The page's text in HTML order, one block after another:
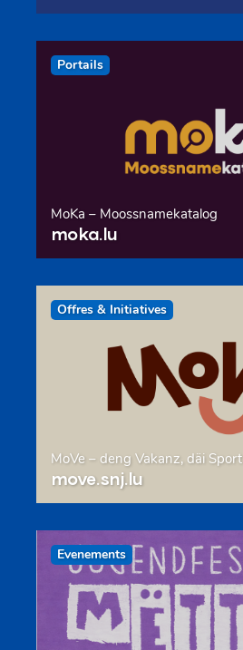
Portails
MoKa – Moossnamekatalog
moka.lu
Offres & Initiatives
MoVe – deng Vakanz, däi Sport
move.snj.lu
Evenements